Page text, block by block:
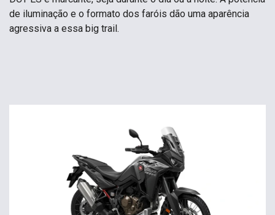
de iluminação e o formato dos faróis dão uma aparência
agressiva a essa big trail.